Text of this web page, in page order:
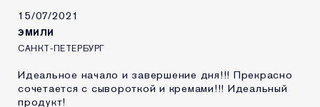
15/07/2021
ЭМИЛИ
САНКТ-ПЕТЕРБУРГ
Идеальное начало и завершение дня!!! Прекрасно
сочетается с сывороткой и кремами!!! Идеальный
продукт!